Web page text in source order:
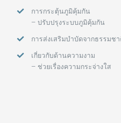
การกระตุ้นภูมิคุ้มกัน
– ปรับปรุงระบบภูมิคุ้มกัน
การส่งเสริมบำบัดจากธรรมช
เกี่ยวกับด้านความงาม
– ช่วยเรื่องความกระจ่างใส